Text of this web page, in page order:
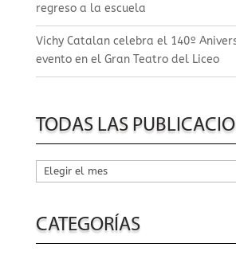
regreso a la escuela
Vichy Catalan celebra el 140º
evento en el Gran Teatro del Liceo
TODAS LAS
Todas
las
CATEGORÍAS